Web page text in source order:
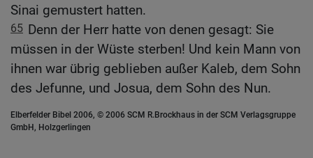
Sinai gemustert hatten.
65 Denn der Herr hatte von denen gesagt: Sie
müssen in der Wüste sterben! Und kein Mann von
ihnen war übrig geblieben außer Kaleb, dem Sohn
des Jefunne, und Josua, dem Sohn des Nun.
Elberfelder Bibel 2006, © 2006 SCM R.Brockhaus in der SCM Verlagsgruppe
GmbH, Holzgerlingen